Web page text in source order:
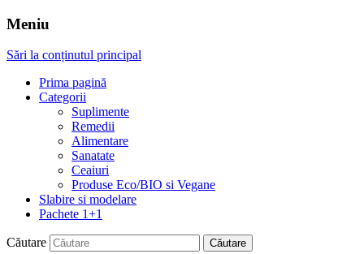
Meniu
Sări la conținutul principal
Prima pagină
Categorii
Suplimente
Remedii
Alimentare
Sanatate
Ceaiuri
Produse Eco/BIO si Vegane
Slabire si modelare
Pachete 1+1
Căutare